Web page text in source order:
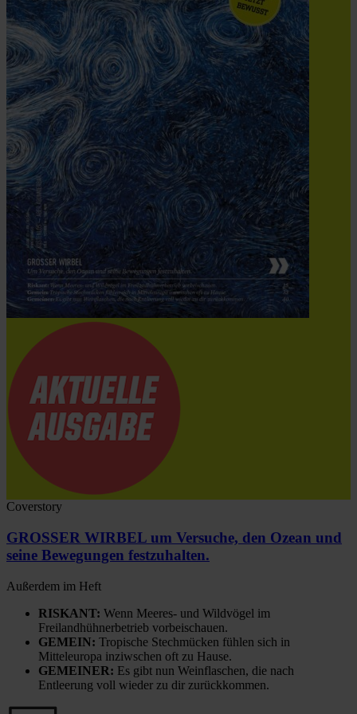
Coverstory
GROSSER WIRBEL um Versuche, den Ozean und
seine Bewegungen festzuhalten.
Außerdem im Heft
RISKANT: Wenn Meeres- und Wildvögel im
Freilandhühnerbetrieb vorbeischauen.
GEMEIN: Tropische Stechmücken fühlen sich in
Mitteleuropa inziwschen oft zu Hause.
GEMEINER: Es gibt nun Weinflaschen, die nach
Entleerung voll wieder zu dir zurückkommen.